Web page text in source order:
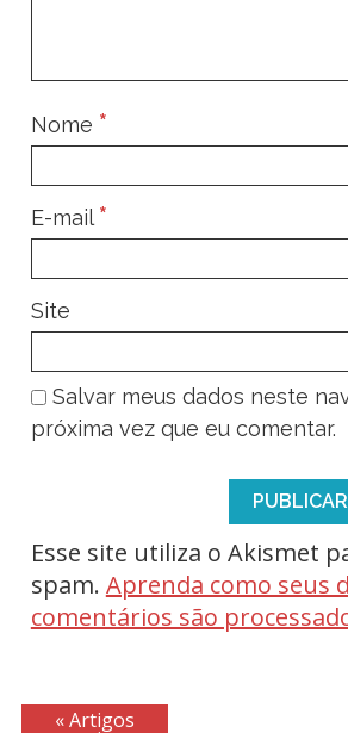
Nome *
E-mail *
Site
Salvar meus dados neste
próxima vez que eu comentar.
Esse site utiliza o Akismet
spam. Aprenda como seus
comentários são
« Artigos